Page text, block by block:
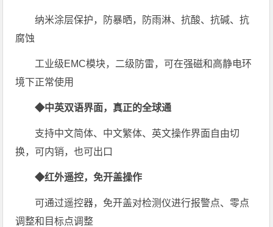
纳米涂层保护，防暴晒，防雨淋、抗酸、抗碱、抗
腐蚀
工业级EMC模块，二级防雷，可在强磁和高静电环
境下正常使用
◆中英双语界面，真正的全球通
支持中文简体、中文繁体、英文操作界面自由切
换，可内销，也可出口
◆红外遥控，免开盖操作
可通过遥控器，免开盖对检测仪进行报警点、零点
调整和目标点调整